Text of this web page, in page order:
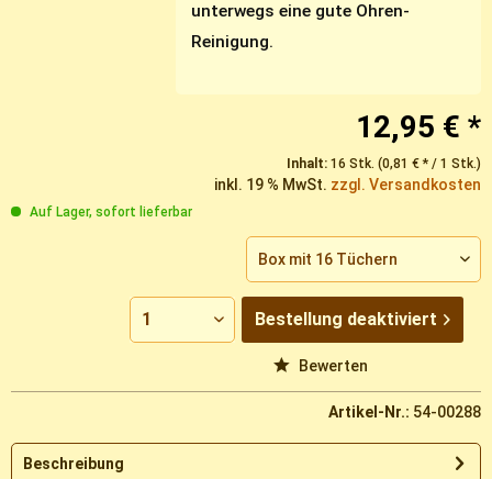
unterwegs eine gute Ohren-
Reinigung.
12,95 € *
Inhalt: 16 Stk. (0,81 € * / 1 Stk.)
inkl. 19 % MwSt. zzgl. Versandkosten
Auf Lager, sofort lieferbar
Bestellung deaktiviert
Bewerten
Artikel-Nr.: 54-00288
Beschreibung